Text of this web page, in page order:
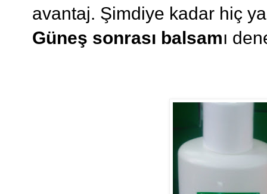
avantaj. Şimdiye kadar hiç
Güneş sonrası balsamı